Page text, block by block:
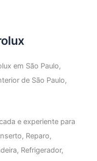
em São Paulo,
de São Paulo,
e experiente para
Reparo,
Refrigerador,